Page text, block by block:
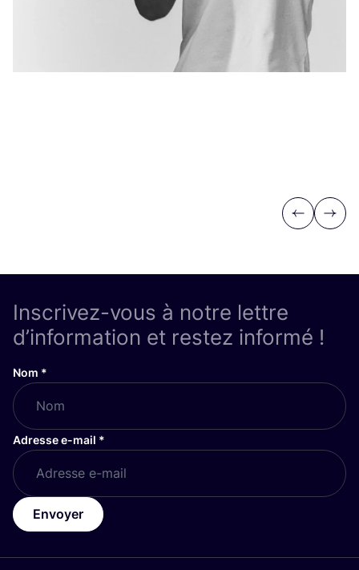
Previous
Next
Inscrivez-vous à notre lettre
d’information et restez informé !
Nom *
Adresse e-mail *
Envoyer